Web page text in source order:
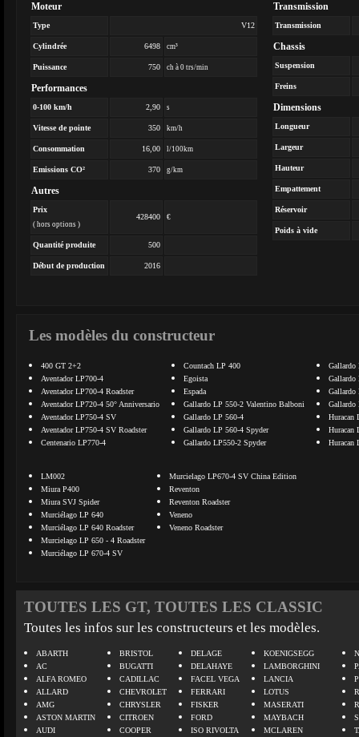
Moteur
Type V12
Cylindrée 6498 cm³
Puissance 750 ch à 0 trs/min
Performances
0-100 km/h 2,90 s
Vitesse de pointe 350 km/h
Consommation 16,00 l/100km
Emissions CO² 370 g/km
Autres
Prix
( hors options )
428400 €
Quantité produite 500
Début de production 2016
Transmission
Transmission
Chassis
Suspension
Freins
Dimensions
Longueur
Largeur
Hauteur
Empattement
Réservoir
Poids à vide
Les modèles du constructeur
400 GT 2+2
Aventador LP700-4
Aventador LP700-4 Roadster
Aventador LP720-4 50° Anniversario
Aventador LP750-4 SV
Aventador LP750-4 SV Roadster
Centenario LP770-4
Countach LP 400
Egoista
Espada
Gallardo LP 550-2 Valentino Balboni
Gallardo LP 560-4
Gallardo LP 560-4 Spyder
Gallardo LP550-2 Spyder
Gallardo
Gallardo
Gallardo
Gallardo
Huracan
Huracan
Huracan
LM002
Miura P400
Miura SVJ Spider
Murciélago LP 640
Murciélago LP 640 Roadster
Murcielago LP 650 - 4 Roadster
Murciélago LP 670-4 SV
Murcielago LP670-4 SV China Edition
Reventon
Reventon Roadster
Veneno
Veneno Roadster
TOUTES LES GT, TOUTES LES CLASSIC
Toutes les infos sur les constructeurs et les modèles.
ABARTH
AC
ALFA ROMEO
ALLARD
AMG
ASTON MARTIN
AUDI
BRISTOL
BUGATTI
CADILLAC
CHEVROLET
CHRYSLER
CITROEN
COOPER
DELAGE
DELAHAYE
FACEL VEGA
FERRARI
FISKER
FORD
ISO RIVOLTA
KOENIGSEGG
LAMBORGHINI
LANCIA
LOTUS
MASERATI
MAYBACH
MCLAREN